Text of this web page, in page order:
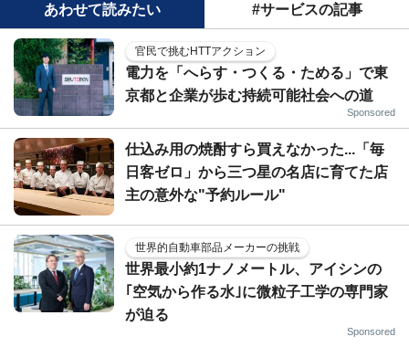
あわせて読みたい #サービスの記事
官民で挑むHTTアクション
電力を「へらす・つくる・ためる」で東
京都と企業が歩む持続可能社会への道
Sponsored
仕込み用の焼酎すら買えなかった...「毎
日客ゼロ」から三つ星の名店に育てた店
主の意外な"予約ルール"
世界的自動車部品メーカーの挑戦
世界最小約1ナノメートル、アイシンの
｢空気から作る水｣に微粒子工学の専門家
が迫る
Sponsored